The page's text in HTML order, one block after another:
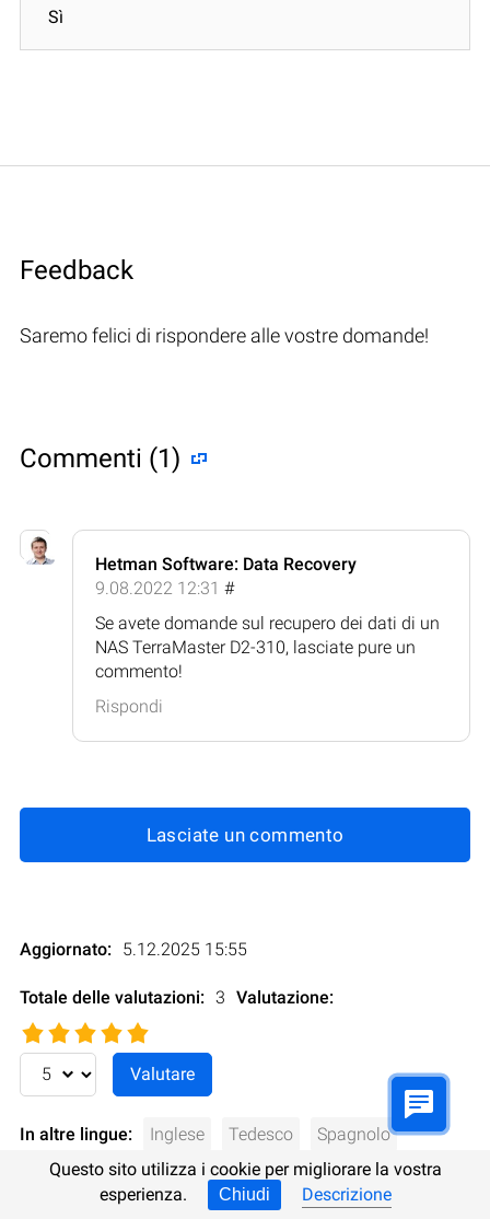
Sì
Feedback
Saremo felici di rispondere alle vostre domande!
Commenti (1)
Hetman Software: Data Recovery
9.08.2022 12:31 #
Se avete domande sul recupero dei dati di un
NAS TerraMaster D2-310, lasciate pure un
commento!
Rispondi
Lasciate un commento
Aggiornato: 5.12.2025 15:55
Totale delle valutazioni: 3 Valutazione:
In altre lingue: Inglese Tedesco Spagnolo
Polacco Ucraino Russo Turco
Questo sito utilizza i cookie per migliorare la vostra
esperienza.
Chiudi Descrizione